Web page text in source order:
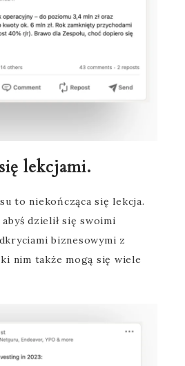
lekcjami.
to niekończąca się lekcja.
dzielił się swoimi
biznesowymi z
nim także mogą się wiele